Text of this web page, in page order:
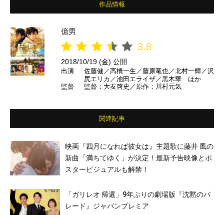
作品情報
億男
3.8
2018/10/19 (金) 公開
出演
佐藤健／高橋一生／藤原竜也／北村一輝／沢
尻エリカ／池田エライザ／黒木華 ほか
監督
監督：大友啓史／原作：川村元気
関連記事
映画『四月になれば彼女は』主題歌に藤井 風の
新曲「満ちてゆく」が決定！最新予告映像とポ
スタービジュアルも解禁！
「ガリレオ 帰還」9年ぶりの劇場版『沈黙のパ
レード』ジャパンプレミア